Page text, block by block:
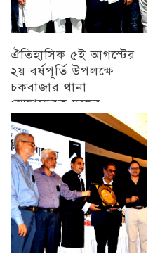
ঐতিহাসিক ৫ই আগস্টের
২য় বর্ষপূর্তি উপলক্ষে
চকবাজার থানা
স্বেচ্ছাসেবক দলের
প্রামাণ্যচিত্র প্রদর্শন ও
বিজয় মিছিল
চট্টগ্রাম